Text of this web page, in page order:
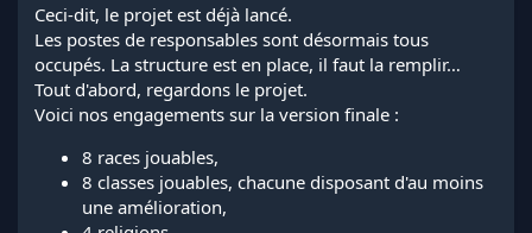
Ceci-dit, le projet est déjà lancé.
Les postes de responsables sont désormais tous
occupés. La structure est en place, il faut la remplir…
Tout d'abord, regardons le projet.
Voici nos engagements sur la version finale :
8 races jouables,
8 classes jouables, chacune disposant d'au moins
une amélioration,